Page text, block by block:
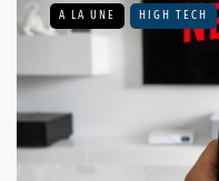
A LA UNE HIGH TECH